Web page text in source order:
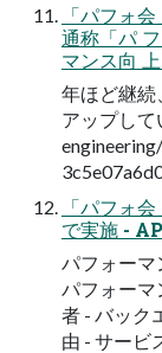
「パフォ
通称「パ
マンス向
年ほど継続
アップして
「パフォ
で実施 -
パフォーマ
パフォーマ
者 - バック
由 - サービ